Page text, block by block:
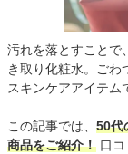
汚れを落とすことで
き取り化粧水。ごわ
スキンケアアイテム
この記事では、 50代
商品をご紹介！ 口